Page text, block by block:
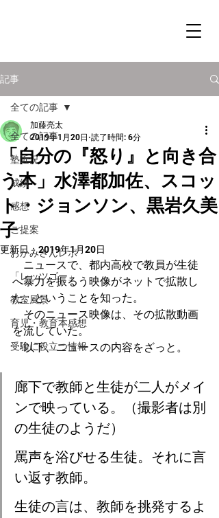
記事
全ての記事
塾近況
成績
感想
ご提案
おかみさんレポ
「レッツゴー」
教室風景
育児・教育本感想
受験に役立つ情報
全ての記事
「自分の『怒り』と向き合
う本」水澤都加佐、スコッ
ト・ジョンソン、黒岩久美
子
加藤亮太
2019年1月20日 読了時間: 6分
更新日：2019年1月20日
ニュースで、都内高校で教員が生徒
へ暴力を振るう映像がネットで拡散し
た、ということを知った。
そのニュース映像は、その拡散動画
を流していた。
以下、ニュースの内容をざっと。
廊下で教師と生徒が二人がメイ
ンで映っている。（撮影者は別
の生徒のようだ）
罵声を浴びせる生徒。それに言
い返す教師。
生徒の言は、教師を挑発するよ